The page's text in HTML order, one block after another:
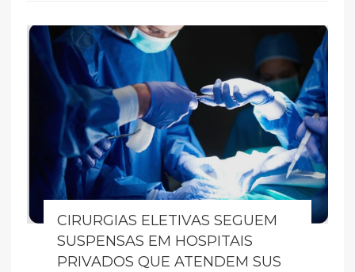
CIRURGIAS ELETIVAS SEGUEM
SUSPENSAS EM HOSPITAIS
PRIVADOS QUE ATENDEM SUS